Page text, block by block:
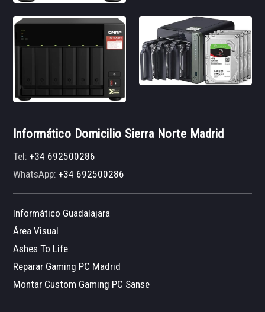
Informático Domicilio Sierra Norte Madrid
Tel:+34 692500286
WhatsApp:+34 692500286
Informático Guadalajara
Área Visual
Ashes To Life
Reparar Gaming PC Madrid
Montar Custom Gaming PC Sanse